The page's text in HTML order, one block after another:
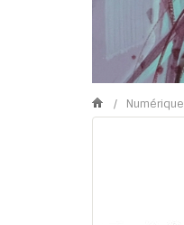
/ Numérique